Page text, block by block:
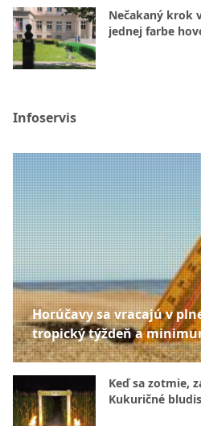
Nečakaný krok
jednej farbe
Infoservis
Horúčavy sa vracajú v
tropický týždeň a
Keď sa zotmie,
Kukuričné